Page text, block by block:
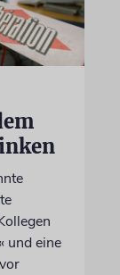
und eine